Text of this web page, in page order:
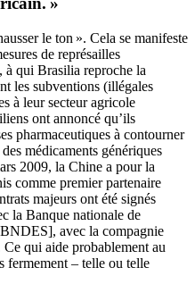
le ton ». Cela se manifeste
de représailles
à qui Brasilia reproche la
les subventions (illégales
à leur secteur agricole
ont annoncé qu’ils
pharmaceutiques à contourner
médicaments génériques
2009, la Chine a pour la
comme premier partenaire
majeurs ont été signés
la Banque nationale de
avec la compagnie
qui aide probablement au
fermement – telle ou telle